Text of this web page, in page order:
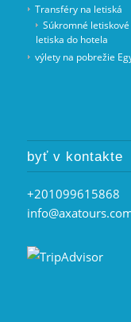
Transféry na letiská
Súkromné
letiska do hotela
výlety na pobrežie
byť v kontakte
+201099615868